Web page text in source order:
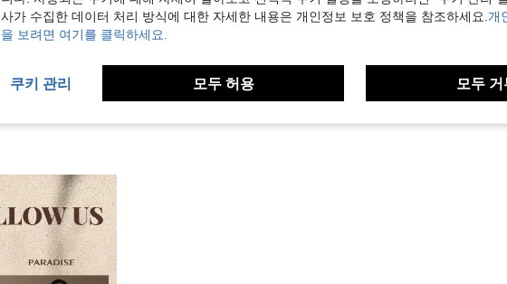
리뷰 더 보기
사가 수집한 데이터 처리 방식에 대한 자세한 내용은 개인정보 보호 정책을 참조하세요. 개
을 보려면 여기를 클릭하세요.
쿠키 관리 모두 허용 모두 거